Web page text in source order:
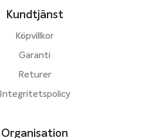
Kundtjänst
Köpvillkor
Garanti
Returer
Integritetspolicy
Organisation